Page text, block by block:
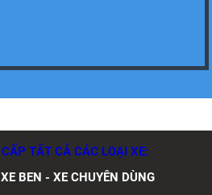
Xe tải Foton 990kg
TẤT CẢ CÁC LOẠI XE:
BEN - XE CHUYÊN DÙNG